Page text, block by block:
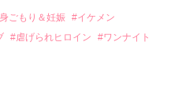
と思っていた哲平に
た。
平は
ごもり＆妊娠 #イケメン
#虐げられヒロイン
#ワンナイト